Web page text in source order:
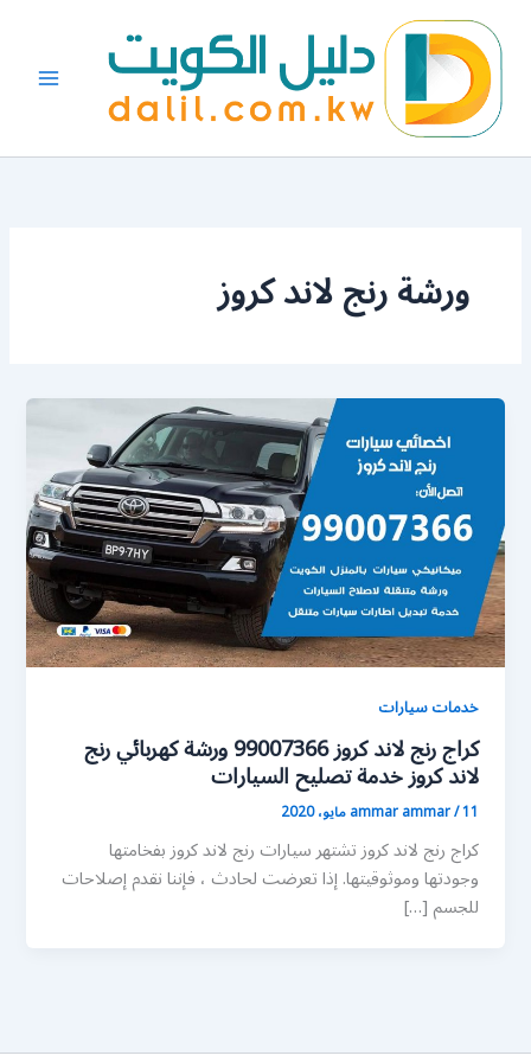
المحتوى
ورشة رنج لاند كروز
خدمات سيارات
كراج رنج لاند كروز 99007366 ورشة كهربائي رنج
لاند كروز خدمة تصليح السيارات
ammar ammar/11 مايو، 2020
كراج رنج لاند كروز تشتهر سيارات رنج لاند كروز بفخامتها
وجودتها وموثوقيتها. إذا تعرضت لحادث ، فإننا نقدم إصلاحات
للجسم […]